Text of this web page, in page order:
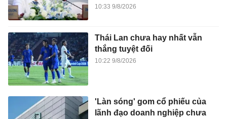
10:33 9/8/2026
Thái Lan chưa hay nhất vẫn
thắng tuyệt đối
10:22 9/8/2026
'Làn sóng' gom cổ phiếu của
lãnh đạo doanh nghiệp chưa